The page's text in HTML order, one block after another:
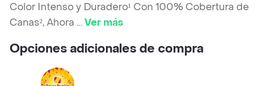
Color Intenso y Duradero¹ Con 100% Cobertura de
Canas², Ahora ...Ver más
Opciones adicionales de compra